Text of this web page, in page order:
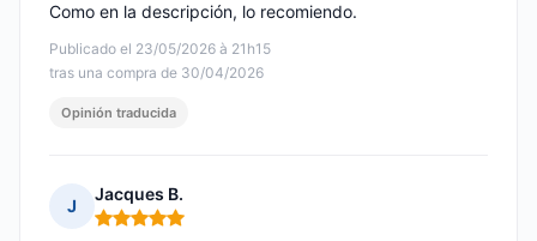
Publicado el 23/05/2026 à 21h15
tras una compra de 30/04/2026
Como en la descripción, lo recomiendo.
Opinión traducida
J
Jacques B.
Nota: 5 de 5